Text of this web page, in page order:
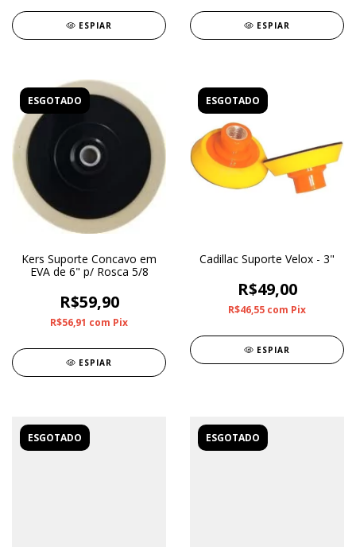
ESPIAR ESPIAR
ESGOTADO
Kers Suporte Concavo em
EVA de 6" p/ Rosca 5/8
R$59,90
R$56,91 com Pix
ESPIAR
ESGOTADO
Cadillac Suporte Velox - 3"
R$49,00
R$46,55 com Pix
ESPIAR
ESGOTADO ESGOTADO